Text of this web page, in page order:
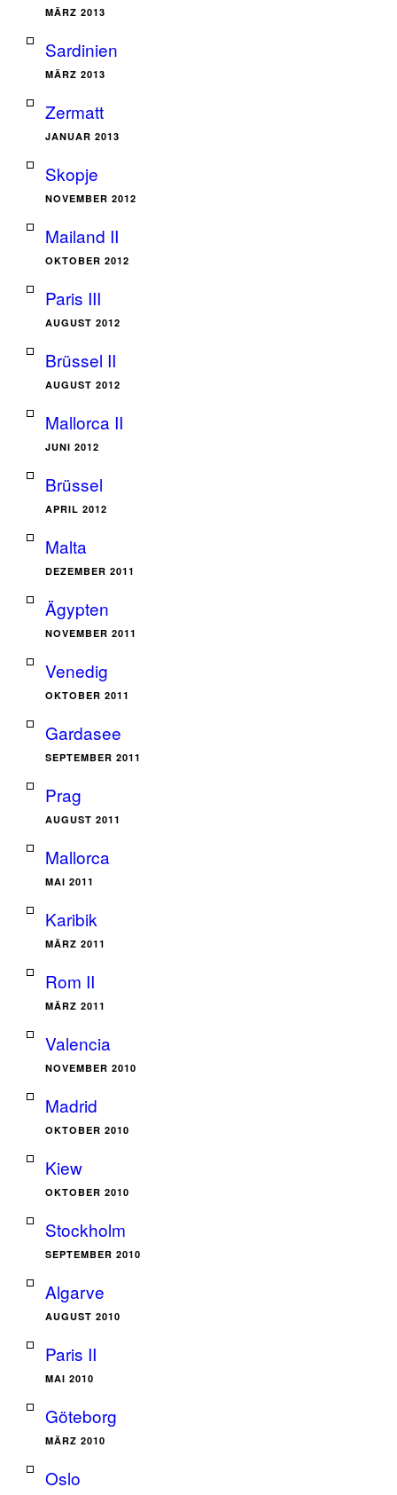
MÄRZ 2013
Sardinien
MÄRZ 2013
Zermatt
JANUAR 2013
Skopje
NOVEMBER 2012
Mailand II
OKTOBER 2012
Paris III
AUGUST 2012
Brüssel II
AUGUST 2012
Mallorca II
JUNI 2012
Brüssel
APRIL 2012
Malta
DEZEMBER 2011
Ägypten
NOVEMBER 2011
Venedig
OKTOBER 2011
Gardasee
SEPTEMBER 2011
Prag
AUGUST 2011
Mallorca
MAI 2011
Karibik
MÄRZ 2011
Rom II
MÄRZ 2011
Valencia
NOVEMBER 2010
Madrid
OKTOBER 2010
Kiew
OKTOBER 2010
Stockholm
SEPTEMBER 2010
Algarve
AUGUST 2010
Paris II
MAI 2010
Göteborg
MÄRZ 2010
Oslo